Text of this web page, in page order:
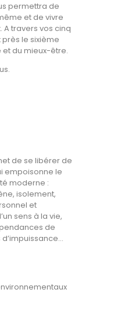
permettra de
et de vivre
travers vos cinq
le sixième
du mieux-être.
de se libérer de
empoisonne le
moderne :
isolement,
et
sens à la vie,
de